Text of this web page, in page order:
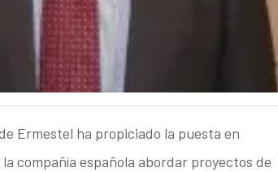
Ermestel ha propiciado la puesta en
compañía española abordar proyectos de